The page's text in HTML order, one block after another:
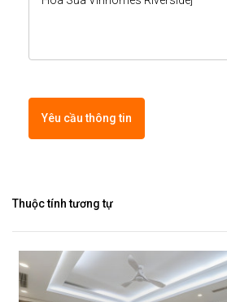
Yêu cầu thông tin
Thuộc tính tương tự